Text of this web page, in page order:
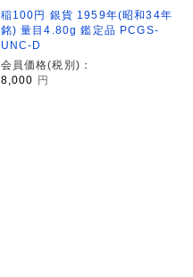
稲100円 銀貨 1959年(昭和34年
銘) 量目4.80g 鑑定品 PCGS-
UNC-D
会員価格(税別)：
8,000
円